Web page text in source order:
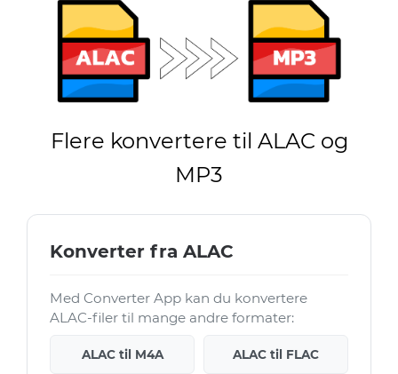
Flere konvertere til ALAC og
MP3
Konverter fra ALAC
Med Converter App kan du konvertere
ALAC-filer til mange andre formater:
ALAC til M4A ALAC til FLAC